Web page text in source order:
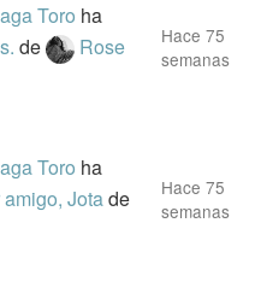
Toro ha
de
Rose
Hace 75
semanas
Toro ha
amigo, Jotade
Hace 75
semanas